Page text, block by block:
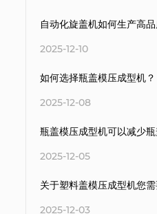
自动化旋盖机如何生产高
2025-12-10
如何选择瓶盖模压成型机？
2025-12-08
瓶盖模压成型机可以减少
2025-12-05
关于塑料盖模压成型机您
2025-12-03